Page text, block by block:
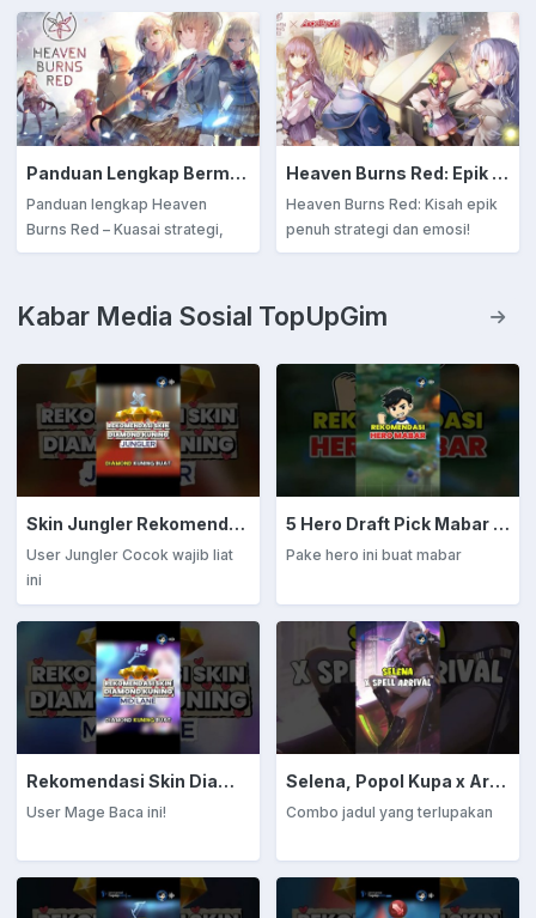
Panduan Lengkap Bermain Heaven Burns Red: Strategi, Tips, dan Rahasia Menang
Panduan lengkap Heaven
Burns Red – Kuasai strategi,
bangun tim terbaik, dan hadapi
Cocok buat pemula maupun
veteran yang ingin menang
Heaven Burns Red: Epik Pertarungan dan Harapan Terakhir Umat Manusia
Heaven Burns Red: Kisah epik
penuh strategi dan emosi!
Temukan harapan terakhir umat
visual novel yang mendalam,
penuh aksi, dan karakter
pecinta cerita dan gameplay
Kabar Media Sosial TopUpGim
Skin Jungler Rekomendasi Diamond Kuning
User Jungler Cocok wajib liat
ini
5 Hero Draft Pick Mabar Auto Win
Pake hero ini buat mabar
Rekomendasi Skin Diamond Kuning: Mage
User Mage Baca ini!
Selena, Popol Kupa x Arrival
Combo jadul yang terlupakan